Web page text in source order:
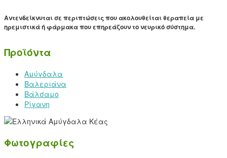
Αντενδείκνυται σε περιπτώσεις που ακολουθείται θεραπεία με
ηρεμιστικά ή φάρμακα που επηρεάζουν το νευρικό σύστημα.
Προϊόντα
Αμύγδαλα
Βαλεριάνα
Βάλσαμο
Ρίγανη
Φωτογραφίες